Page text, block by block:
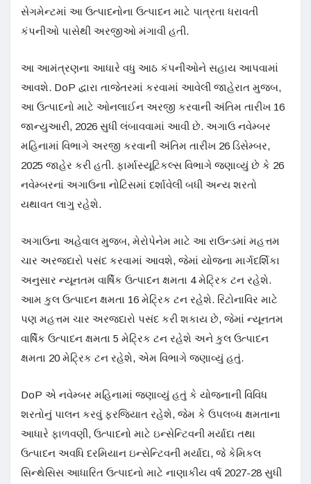
સેગમેન્ટમાં આ ઉત્પાદનોના ઉત્પાદન માટે પાત્રતા ધરાવતી
કંપનીઓ પાસેથી અરજીઓ મંગાવી હતી.
આ આમંત્રણના આધારે વધુ આઠ કંપનીઓને સહાય આપવામાં
આવશે. DoP દ્વારા તાજેતરમાં કરવામાં આવેલી જાહેરાત મુજબ,
આ ઉત્પાદનો માટે ઓનલાઈન અરજી કરવાની અંતિમ તારીખ 16
જાન્યુઆરી, 2026 સુધી લંબાવવામાં આવી છે. અગાઉ નવેમ્બર
મહિનામાં વિભાગે અરજી કરવાની અંતિમ તારીખ 26 ડિસેમ્બર,
2025 જાહેર કરી હતી. ફાર્માસ્યૂટિકલ્સ વિભાગે જણાવ્યું છે કે 26
નવેમ્બરનાં અગાઉના નોટિસમાં દર્શાવેલી બધી અન્ય શરતો
યથાવત લાગુ રહેશે.
અગાઉના અહેવાલ મુજબ, મેરોપેનેમ માટે આ રાઉન્ડમાં મહત્તમ
ચાર અરજદારો પસંદ કરવામાં આવશે, જેમાં યોજના માર્ગદર્શિકા
અનુસાર ન્યૂનતમ વાર્ષિક ઉત્પાદન ક્ષમતા 4 મેટ્રિક ટન રહેશે.
આમ કુલ ઉત્પાદન ક્ષમતા 16 મેટ્રિક ટન રહેશે. રિટોનાવિર માટે
પણ મહત્તમ ચાર અરજદારો પસંદ કરી શકાય છે, જેમાં ન્યૂનતમ
વાર્ષિક ઉત્પાદન ક્ષમતા 5 મેટ્રિક ટન રહેશે અને કુલ ઉત્પાદન
ક્ષમતા 20 મેટ્રિક ટન રહેશે, એમ વિભાગે જણાવ્યું હતું.
DoP એ નવેમ્બર મહિનામાં જણાવ્યું હતું કે યોજનાની વિવિધ
શરતોનું પાલન કરવું ફરજિયાત રહેશે, જેમ કે ઉપલબ્ધ ક્ષમતાના
આધારે ફાળવણી, ઉત્પાદનો માટે ઇન્સેન્ટિવની મર્યાદા તથા
ઉત્પાદન અવધિ દરમિયાન ઇન્સેન્ટિવની મર્યાદા, જે કેમિકલ
સિન્થેસિસ આધારિત ઉત્પાદનો માટે નાણાકીય વર્ષ 2027-28 સુધી